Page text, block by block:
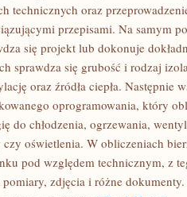
technicznych oraz
przepisami. Na samym
się projekt lub dokonuje
sprawdza się grubość i rodzaj
oraz źródła ciepła. Następnie
oprogramowania, który
do chłodzenia, ogrzewania,
czy oświetlenia. W obliczeniach
pod względem technicznym, z
pomiary, zdjęcia i różne